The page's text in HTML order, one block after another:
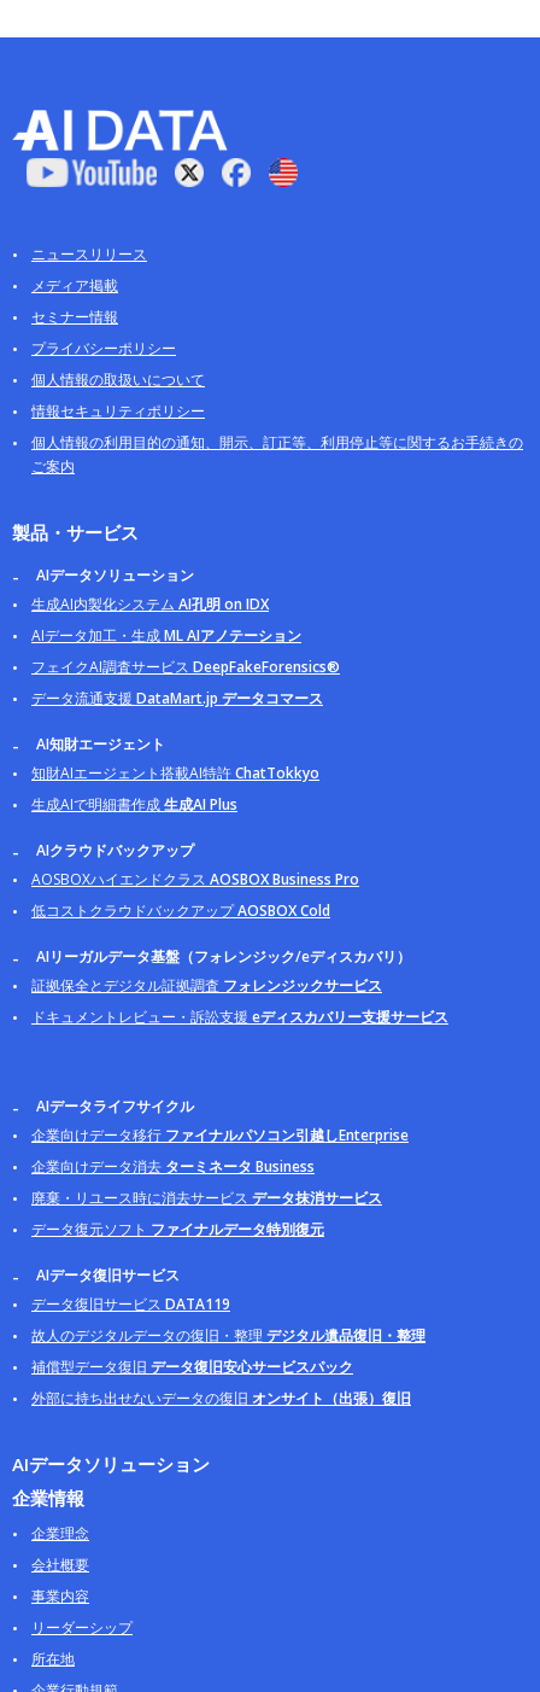
ニュースリリース
メディア掲載
セミナー情報
プライバシーポリシー
個人情報の取扱いについて
情報セキュリティポリシー
個人情報の利用目的の通知、開示、訂正等、利用停止等に関するお手続きの
ご案内
製品・サービス
AIデータソリューション
生成AI内製化システム AI孔明 on IDX
AIデータ加工・生成ML AIアノテーション
フェイクAI調査サービス DeepFakeForensics®
データ流通支援 DataMart.jp データコマース
AI知財エージェント
知財AIエージェント搭載AI特許ChatTokkyo
生成AIで明細書作成生成AI Plus
AIクラウドバックアップ
AOSBOXハイエンドクラス AOSBOX Business Pro
低コストクラウドバックアップAOSBOX Cold
AIリーガルデータ基盤（フォレンジック/eディスカバリ）
証拠保全とデジタル証拠調査 フォレンジックサービス
ドキュメントレビュー・訴訟支援 eディスカバリー支援サービス
AIデータライフサイクル
企業向けデータ移行 ファイナルパソコン引越しEnterprise
企業向けデータ消去 ターミネータ Business
廃棄・リユース時に消去サービス データ抹消サービス
データ復元ソフト ファイナルデータ特別復元
AIデータ復旧サービス
データ復旧サービス DATA119
故人のデジタルデータの復旧・整理 デジタル遺品復旧・整理
補償型データ復旧 データ復旧安心サービスパック
外部に持ち出せないデータの復旧 オンサイト（出張）復旧
AIデータソリューション
企業情報
企業理念
会社概要
事業内容
リーダーシップ
所在地